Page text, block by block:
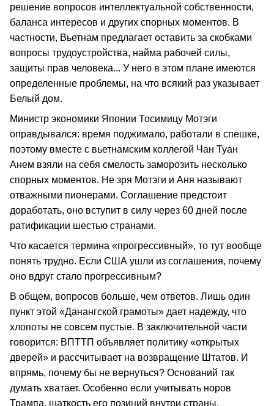
решение вопросов интеллектуальной собственности,
баланса интересов и других спорных моментов. В
частности, Вьетнам предлагает оставить за скобками
вопросы трудоустройства, найма рабочей силы,
защиты прав человека... У него в этом плане имеются
определенные проблемы, на что всякий раз указывает
Белый дом.
Министр экономики Японии Тосимицу Мотэги
оправдывался: время поджимало, работали в спешке,
поэтому вместе с вьетнамским коллегой Чан Туан
Анем взяли на себя смелость заморозить несколько
спорных моментов. Не зря Мотэги и Аня называют
отважными пионерами. Соглашение предстоит
доработать, оно вступит в силу через 60 дней после
ратификации шестью странами.
Что касается термина «прогрессивный», то тут вообще
понять трудно. Если США ушли из соглашения, почему
оно вдруг стало прогрессивным?
В общем, вопросов больше, чем ответов. Лишь один
пункт этой «Данангской грамоты» дает надежду, что
хлопоты не совсем пустые. В заключительной части
говорится: ВПТТП объявляет политику «открытых
дверей» и рассчитывает на возвращение Штатов. И
впрямь, почему бы не вернуться? Оснований так
думать хватает. Особенно если учитывать норов
Трампа, шаткость его позиций внутри страны,